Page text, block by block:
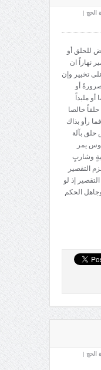
الحج |
للحلق أو
نهاراً ان
تخيير وإن
أو
أو ملبداً
خالصا
رأو بذاك
بآلة
يمر
وشاربٍ
التقصير
إذ لو
الحكم
الحج |